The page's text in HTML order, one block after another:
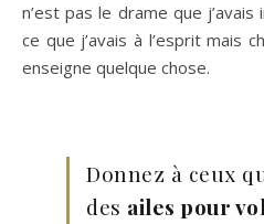
n’est pas le drame que j’avais
ce que j’avais à l’esprit mais
enseigne quelque chose.
Donnez à ceux
des ailes pour